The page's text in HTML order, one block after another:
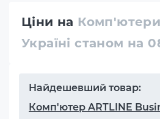
Ціни на
Україні станом на
Найдешевший товар:
Комп'ютер ARTLINE